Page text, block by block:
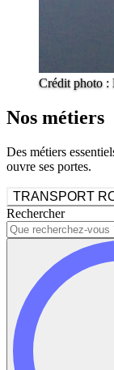
Crédit photo
Nos métiers
Des métiers
ouvre ses portes.
TRANSPORT
Rechercher